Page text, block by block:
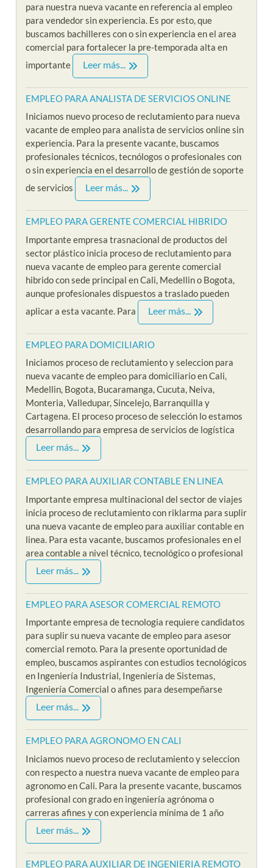
para nuestra nueva vacante en referencia al empleo
para vendedor sin experiencia. Es por esto, que
buscamos bachilleres con o sin experiencia en el area
comercial para fortalecer la pre-temporada alta en
importante
Leer más...
EMPLEO PARA ANALISTA DE SERVICIOS ONLINE
Iniciamos nuevo proceso de reclutamiento para nueva
vacante de empleo para analista de servicios online sin
experiencia. Para la presente vacante, buscamos
profesionales técnicos, tecnólogos o profesionales con
o sin experiencia en el desarrollo de gestión de soporte
de servicios
Leer más...
EMPLEO PARA GERENTE COMERCIAL HIBRIDO
Importante empresa trasnacional de productos del
sector plástico inicia proceso de reclutamiento para
nueva vacante de empleo para gerente comercial
hibrido con sede principal en Cali, Medellin o Bogota,
aunque profesionales dispuestos a traslado pueden
aplicar a esta vacante. Para
Leer más...
EMPLEO PARA DOMICILIARIO
Iniciamos proceso de reclutamiento y seleccion para
nueva vacante de empleo para domiciliario en Cali,
Medellin, Bogota, Bucaramanga, Cucuta, Neiva,
Monteria, Valledupar, Sincelejo, Barranquilla y
Cartagena. El proceso proceso de selección lo estamos
desarrollando para empresa de servicios de logística
Leer más...
EMPLEO PARA AUXILIAR CONTABLE EN LINEA
Importante empresa multinacional del sector de viajes
inicia proceso de reclutamiento con riklarma para suplir
una nueva vacante de empleo para auxiliar contable en
linea. Para esta vacante, buscamos profesionales en el
area contable a nivel técnico, tecnológico o profesional
Leer más...
EMPLEO PARA ASESOR COMERCIAL REMOTO
Importante empresa de tecnologia requiere candidatos
para suplir su nueva vacante de empleo para asesor
comercial remoto. Para la presente oportunidad de
empleo, buscamos aspirantes con estudios tecnológicos
en Ingeniería Industrial, Ingeniería de Sistemas,
Ingeniería Comercial o afines para desempeñarse
Leer más...
EMPLEO PARA AGRONOMO EN CALI
Iniciamos nuevo proceso de reclutamiento y seleccion
con respecto a nuestra nueva vacante de empleo para
agronomo en Cali. Para la presente vacante, buscamos
profesional con grado en ingeniería agrónoma o
carreras afines y con experiencia mínima de 1 año
Leer más...
EMPLEO PARA AUXILIAR DE INGENIERIA REMOTO